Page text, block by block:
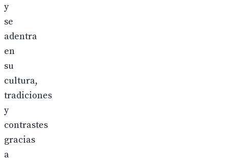
y
se
adentra
en
su
cultura,
tradiciones
y
contrastes
gracias
a